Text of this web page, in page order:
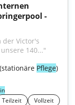
-
der Victor's
140..."
Pflege)
Teilzeit
Vollzeit